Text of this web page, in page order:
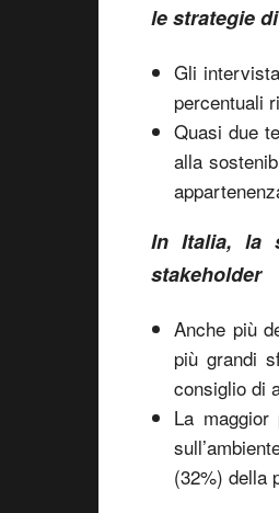
le strategie
Gli
percentuali
Quasi due
alla
In Italia, la
stakeholder
Anche più
più grandi
consiglio di
La maggior
(32%) della